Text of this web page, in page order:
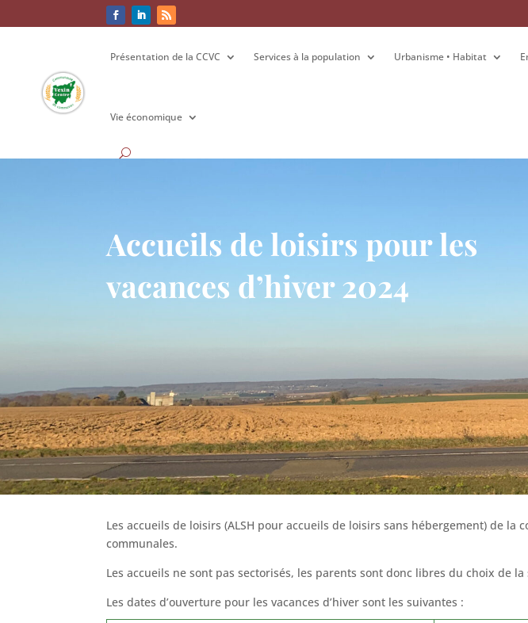
Présentation de la CCVC Services à la population Urbanisme • Habitat
Vie économique
Présentation de la CCVC Services à la population Urbanisme • Habitat
Vie économique
Accueils de loisirs pour les
vacances d’hiver 2024
Les accueils de loisirs (ALSH pour accueils de loisirs sans hébergement) de
communales.
Les accueils ne sont pas sectorisés, les parents sont donc libres du choix de
Les dates d’ouverture pour les vacances d’hiver sont les suivantes :